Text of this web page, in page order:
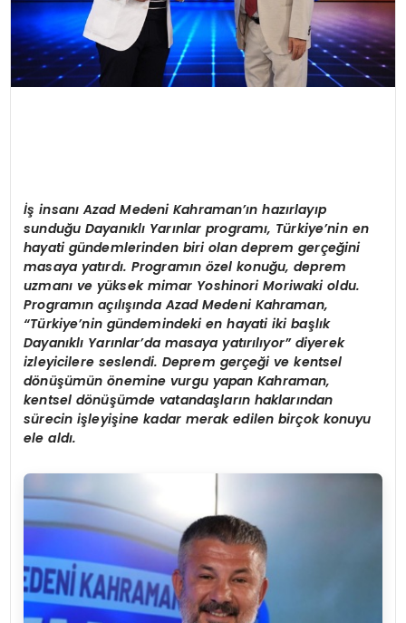
İş insanı Azad Medeni Kahraman’ın hazırlayıp
sunduğu Dayanıklı Yarınlar programı, Türkiye’nin en
hayati gündemlerinden biri olan deprem gerçeğini
masaya yatırdı. Programın özel konuğu, deprem
uzmanı ve yüksek mimar Yoshinori Moriwaki oldu.
Programın açılışında Azad Medeni Kahraman,
“Türkiye’nin gündemindeki en hayati iki başlık
Dayanıklı Yarınlar’da masaya yatırılıyor” diyerek
izleyicilere seslendi. Deprem gerçeği ve kentsel
dönüşümünönemine vurgu yapan Kahraman,
kentsel dönüşümde vatandaşların haklarından
sürecin işleyişine kadar merak edilen birçok konuyu
ele aldı.